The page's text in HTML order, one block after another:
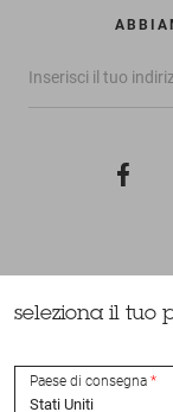
seleziona il tuo
Paese di consegna